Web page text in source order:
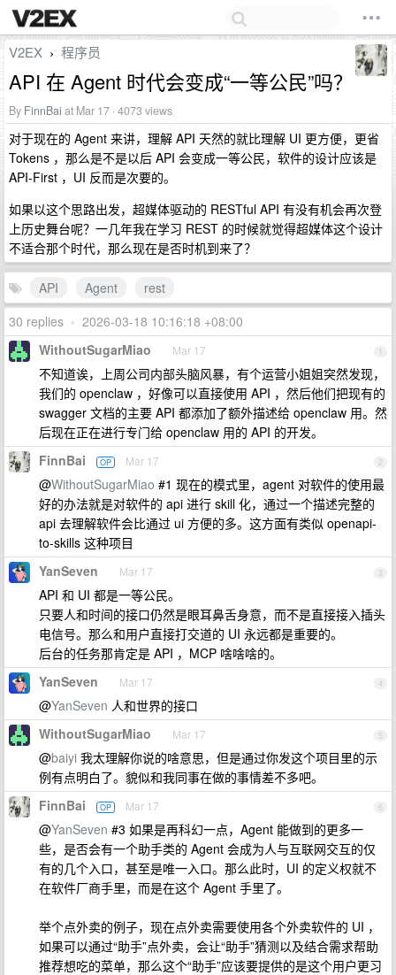
V2EX › 程序员
API 在 Agent 时代会变成“一等公民”吗？
By FinnBai at Mar 17 · 4073 views
对于现在的 Agent 来讲，理解 API 天然的就比理解 UI 更方便，更省
Tokens ，那么是不是以后 API 会变成一等公民，软件的设计应该是
API-First ，UI 反而是次要的。
如果以这个思路出发，超媒体驱动的 RESTful API 有没有机会再次登
上历史舞台呢？一几年我在学习 REST 的时候就觉得超媒体这个设计
不适合那个时代，那么现在是否时机到来了？
API Agent
rest
30 replies • 2026-03-18 10:16:18 +08:00
1
WithoutSugarMiao Mar 17
不知道诶，上周公司内部头脑风暴，有个运营小姐姐突然发现，
我们的 openclaw ，好像可以直接使用 API ，然后他们把现有的
swagger 文档的主要 API 都添加了额外描述给 openclaw 用。然
后现在正在进行专门给 openclaw 用的 API 的开发。
2
FinnBai OP Mar 17
@WithoutSugarMiao #1 现在的模式里，agent 对软件的使用最
好的办法就是对软件的 api 进行 skill 化，通过一个描述完整的
api 去理解软件会比通过 ui 方便的多。这方面有类似 openapi-
to-skills 这种项目
3
YanSeven Mar 17
API 和 UI 都是一等公民。
只要人和时间的接口仍然是眼耳鼻舌身意，而不是直接接入插头
电信号。那么和用户直接打交道的 UI 永远都是重要的。
后台的任务那肯定是 API ，MCP 啥啥啥的。
4
YanSeven Mar 17
@YanSeven 人和世界的接口
5
WithoutSugarMiao Mar 17
@baiyi 我太理解你说的啥意思，但是通过你发这个项目里的示
例有点明白了。貌似和我同事在做的事情差不多吧。
6
FinnBai OP Mar 17
@YanSeven #3 如果是再科幻一点，Agent 能做到的更多一
些，是否会有一个助手类的 Agent 会成为人与互联网交互的仅
有的几个入口，甚至是唯一入口。那么此时，UI 的定义权就不
在软件厂商手里，而是在这个 Agent 手里了。
举个点外卖的例子，现在点外卖需要使用各个外卖软件的 UI ，
如果可以通过“助手”点外卖，会让“助手”猜测以及结合需求帮助
推荐想吃的菜单，那么这个“助手”应该要提供的是这个用户更习